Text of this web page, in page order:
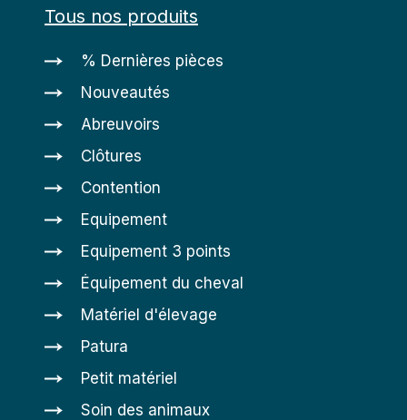
Tous nos produits
% Dernières pièces
Nouveautés
Abreuvoirs
Clôtures
Contention
Equipement
Equipement 3 points
Équipement du cheval
Matériel d'élevage
Patura
Petit matériel
Soin des animaux